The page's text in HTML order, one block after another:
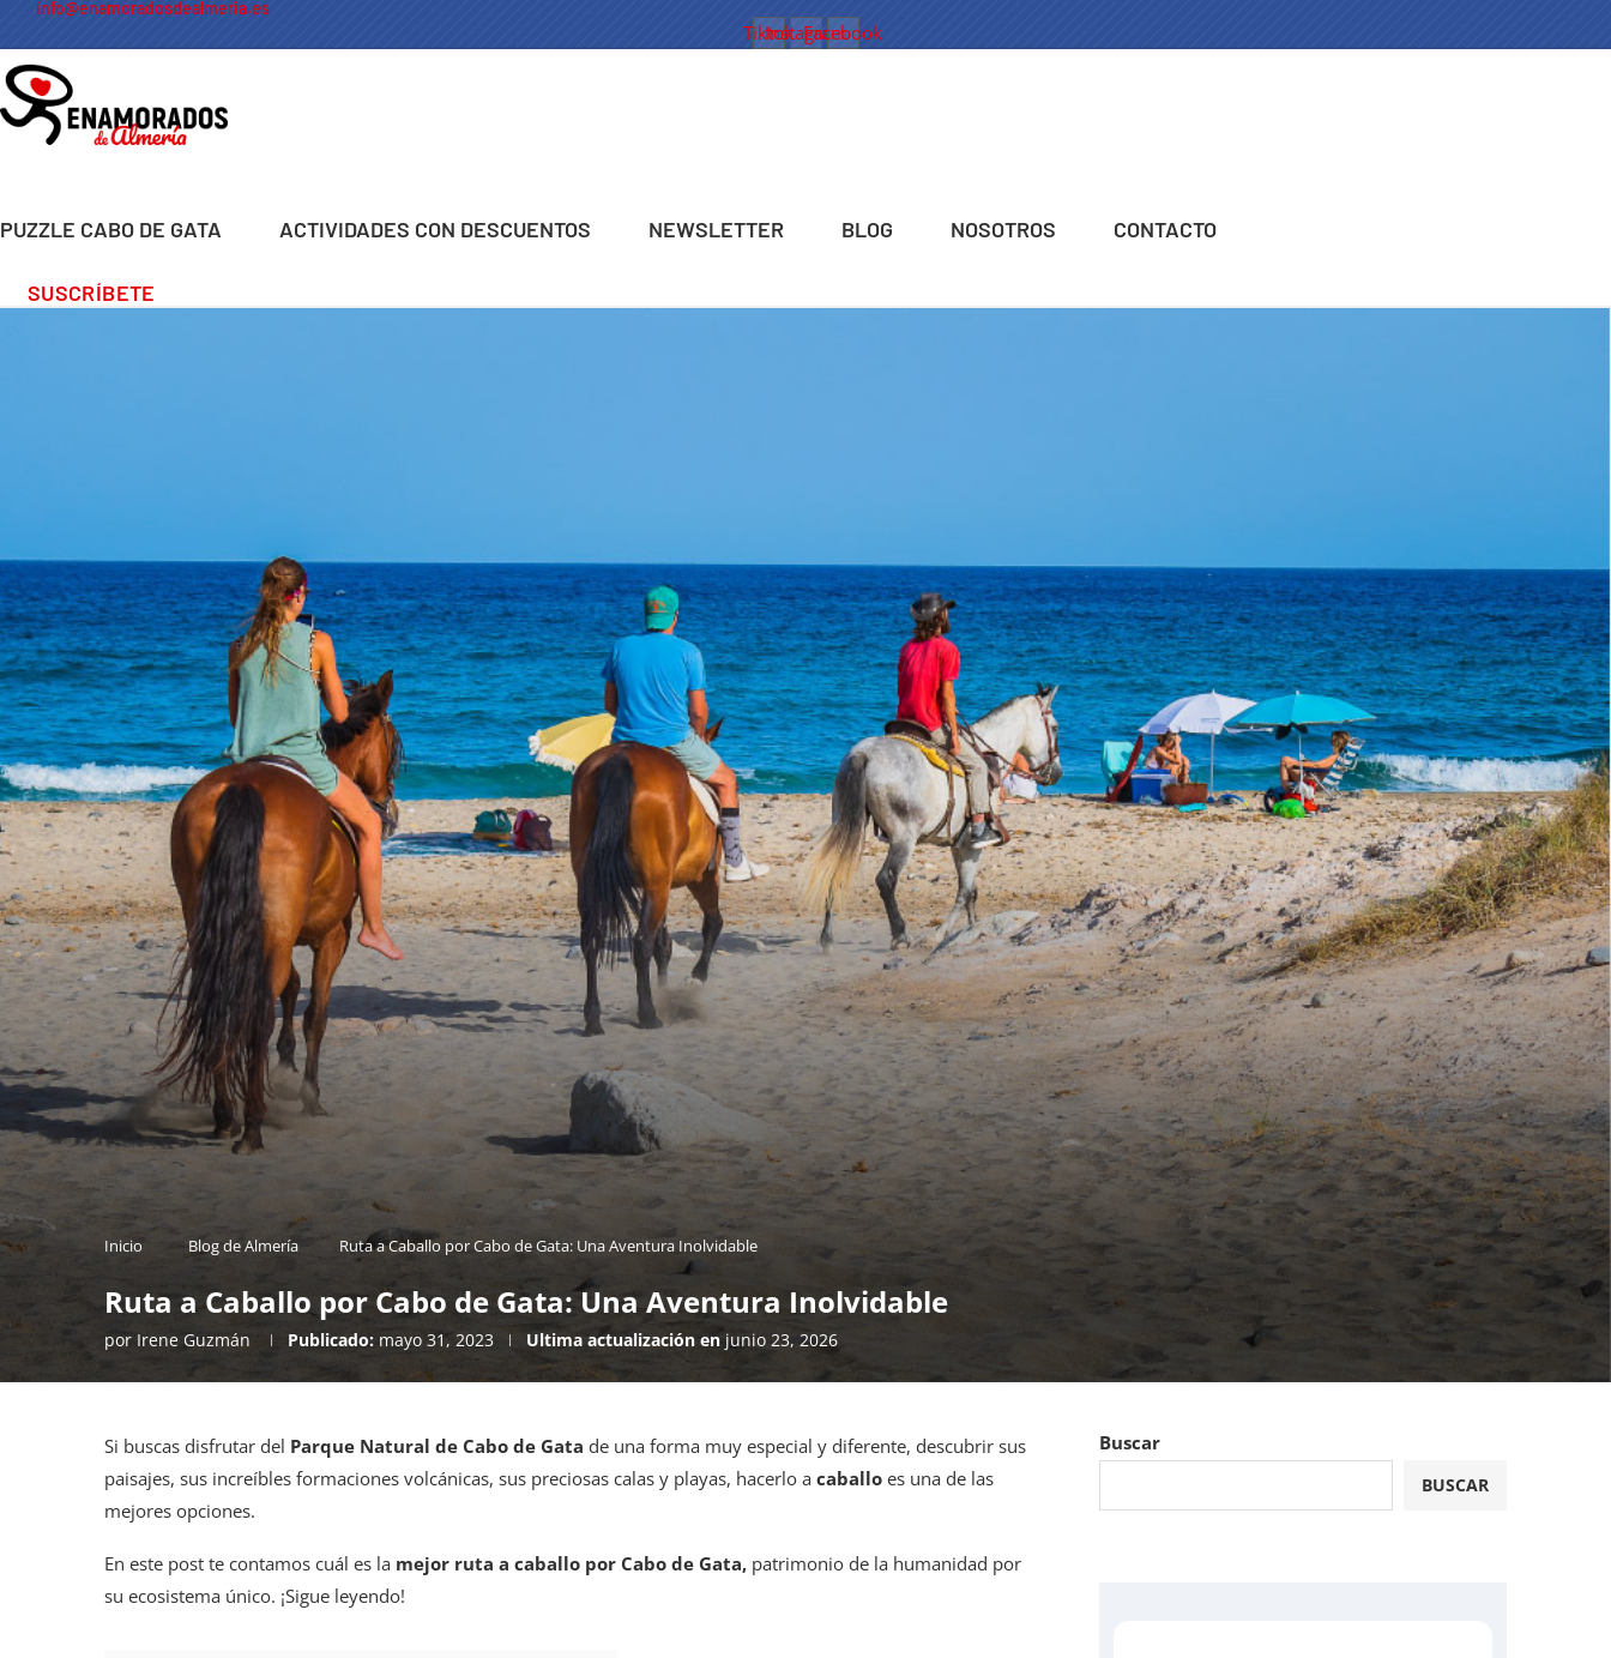
info@enamoradosdealmeria.es
Tiktok
Instagram
Facebook
PUZZLE CABO DE GATA ACTIVIDADES CON DESCUENTOS NEWSLETTER BLOG NOSOTROS CONTACTO
SUSCRÍBETE
Inicio Blog de Almería Ruta a Caballo por Cabo de Gata: Una Aventura Inolvidable
Ruta a Caballo por Cabo de Gata: Una Aventura Inolvidable
por Irene Guzmán Publicado: mayo 31, 2023 Ultima actualización en junio 23, 2026
Si buscas disfrutar del Parque Natural de Cabo de Gata de una forma muy especial y diferente, descubrir sus
paisajes, sus increíbles formaciones volcánicas, sus preciosas calas y playas, hacerlo a caballo es una de las
mejores opciones.
En este post te contamos cuál es la mejor ruta a caballo por Cabo de Gata, patrimonio de la humanidad por
su ecosistema único. ¡Sigue leyendo!
Buscar
BUSCAR